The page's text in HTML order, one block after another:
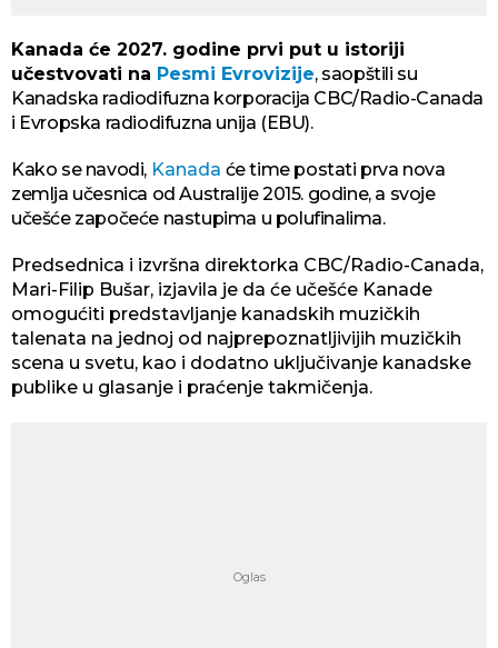
Kanada će 2027. godine prvi put u istoriji
učestvovati na Pesmi Evrovizije, saopštili su
Kanadska radiodifuzna korporacija CBC/Radio-Canada
i Evropska radiodifuzna unija (EBU).
Kako se navodi, Kanada će time postati prva nova
zemlja učesnica od Australije 2015. godine, a svoje
učešće započeće nastupima u polufinalima.
Predsednica i izvršna direktorka CBC/Radio-Canada,
Mari-Filip Bušar, izjavila je da će učešće Kanade
omogućiti predstavljanje kanadskih muzičkih
talenata na jednoj od najprepoznatljivijih muzičkih
scena u svetu, kao i dodatno uključivanje kanadske
publike u glasanje i praćenje takmičenja.